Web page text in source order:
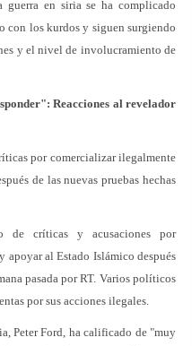
en siria se ha complicado
con los kurdos y siguen surgiendo
y el nivel de involucramiento de
Reacciones al revelador
por comercializar ilegalmente
de las nuevas pruebas hechas
de críticas y acusaciones por
al Estado Islámico después
pasada por RT. Varios políticos
por sus acciones ilegales.
Peter Ford, ha calificado de "muy